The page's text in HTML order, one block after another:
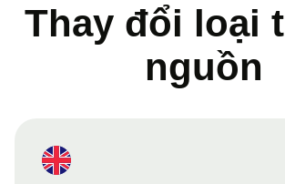
Thay đổi loại
nguồn